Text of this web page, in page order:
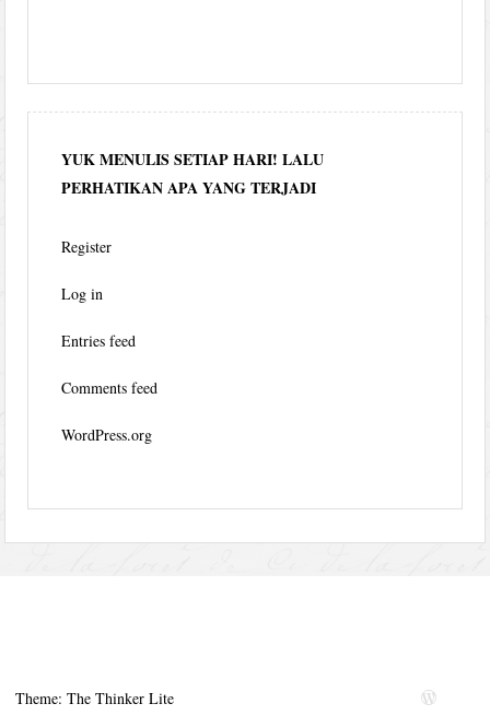
YUK MENULIS SETIAP HARI! LALU
PERHATIKAN APA YANG TERJADI
Register
Log in
Entries feed
Comments feed
WordPress.org
Theme: The Thinker Lite